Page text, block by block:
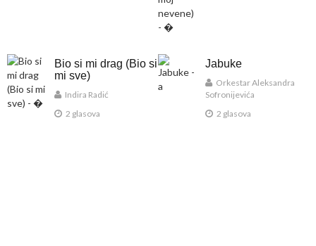
Bio si mi drag (Bio si
mi sve)
Indira Radić
2 glasova
Jabuke
Orkestar Aleksandra
Sofronijevića
2 glasova